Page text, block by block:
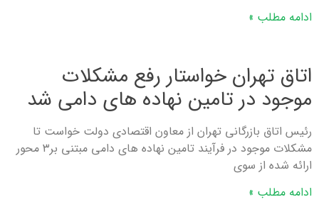
ادامه مطلب »
اتاق تهران خواستار رفع مشکلات
موجود در تامین نهاده های دامی شد
رئیس اتاق بازرگانی تهران از معاون اقتصادی دولت خواست تا
مشکلات موجود در فرآیند تامین نهاده های دامی مبتنی بر۳ محور
ارائه شده از سوی
ادامه مطلب »